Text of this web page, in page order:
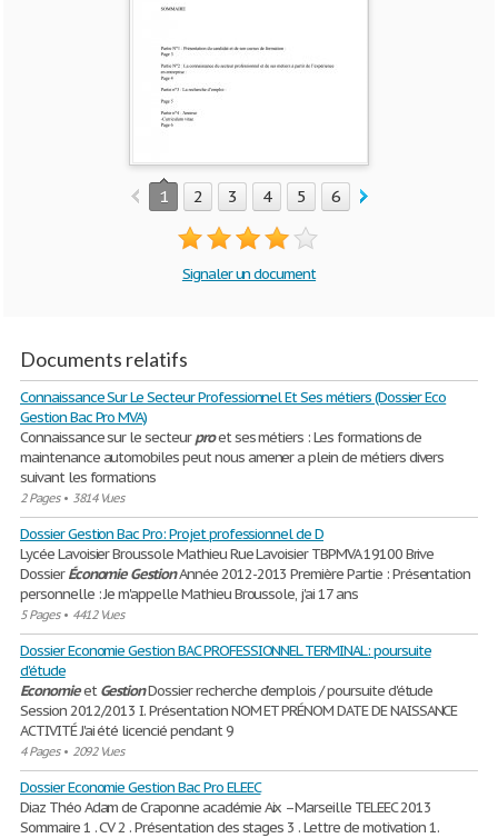
1 2 3 4 5 6
Signaler un document
Documents relatifs
Connaissance Sur Le Secteur Professionnel Et Ses métiers (Dossier Eco
Gestion Bac Pro MVA)
Connaissance sur le secteurproet ses métiers : Les formations de
maintenance automobiles peut nous amener a plein de métiers divers
suivant les formations
2 Pages• 3814 Vues
Dossier Gestion Bac Pro: Projet professionnel de D
Lycée Lavoisier Broussole Mathieu Rue Lavoisier TBPMVA 19100 Brive
DossierÉconomie GestionAnnée 2012-2013 Première Partie : Présentation
personnelle : Je m'appelle Mathieu Broussole, j'ai 17 ans
5 Pages• 4412 Vues
Dossier Economie Gestion BAC PROFESSIONNEL TERMINAL: poursuite
d'étude
EconomieetGestionDossier recherche d’emplois / poursuite d'étude
Session 2012/2013 I. Présentation NOM ET PRÉNOM DATE DE NAISSANCE
ACTIVITÉ J'ai été licencié pendant 9
4 Pages• 2092 Vues
Dossier Economie Gestion Bac Pro ELEEC
Diaz Théo Adam de Craponne académie Aix –Marseille TELEEC 2013
Sommaire 1 . CV 2 . Présentation des stages 3 . Lettre de motivation 1.